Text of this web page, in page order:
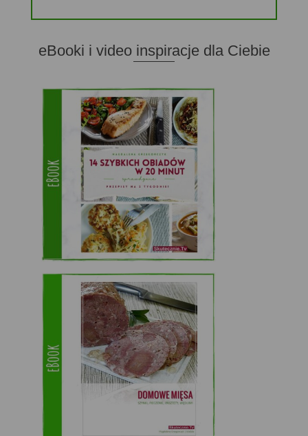
eBooki i video inspiracje dla Ciebie